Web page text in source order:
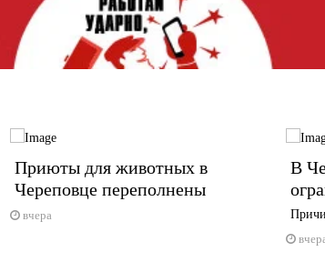
Приюты для животных в
Череповце переполнены
вчера
В